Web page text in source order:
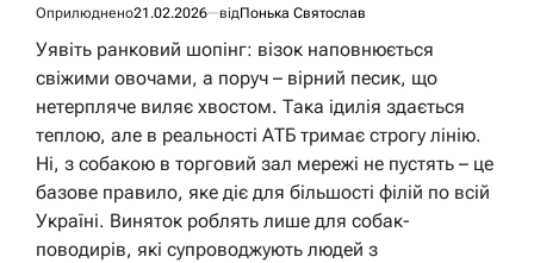
Оприлюднено21.02.2026 відПонька Святослав
Уявіть ранковий шопінг: візок наповнюється
свіжими овочами, а поруч – вірний песик, що
нетерпляче виляє хвостом. Така ідилія здається
теплою, але в реальності АТБ тримає строгу лінію.
Ні, з собакою в торговий зал мережі не пустять – це
базове правило, яке діє для більшості філій по всій
Україні. Виняток роблять лише для собак-
поводирів, які супроводжують людей з